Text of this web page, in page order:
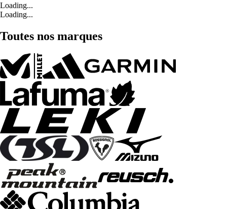
Loading...
Loading...
Toutes nos marques